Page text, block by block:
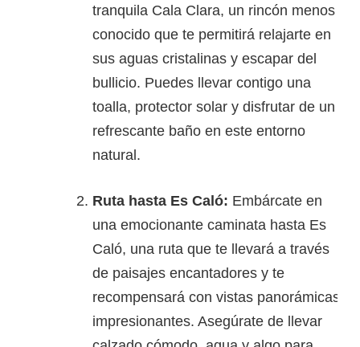
tranquila Cala Clara, un rincón menos
conocido que te permitirá relajarte en
sus aguas cristalinas y escapar del
bullicio. Puedes llevar contigo una
toalla, protector solar y disfrutar de un
refrescante baño en este entorno
natural.
Ruta hasta Es Caló: Embárcate en
una emocionante caminata hasta Es
Caló, una ruta que te llevará a través
de paisajes encantadores y te
recompensará con vistas panorámicas
impresionantes. Asegúrate de llevar